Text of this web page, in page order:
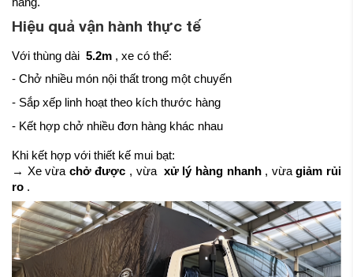
Hiệu quả vận hành thực tế
Với thùng dài 5.2m , xe có thể:
- Chở nhiều món nội thất trong một chuyến
- Sắp xếp linh hoạt theo kích thước hàng
- Kết hợp chở nhiều đơn hàng khác nhau
Khi kết hợp với thiết kế mui bạt:
→ Xe vừa chở được , vừa xử lý hàng nhanh , vừa giảm rủi
ro .